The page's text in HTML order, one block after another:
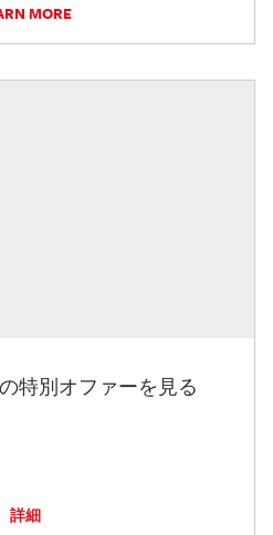
MORE
特別オファーを見る
詳細